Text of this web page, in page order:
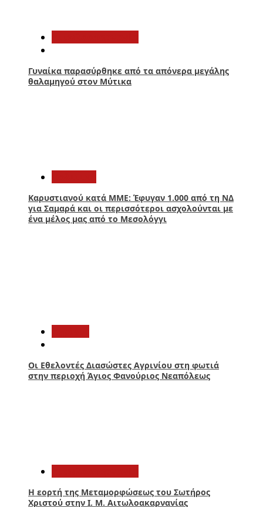
Γυναίκα παρασύρθηκε από τα απόνερα μεγάλης
θαλαμηγού στον Μύτικα
Καρυστιανού κατά ΜΜΕ: Έφυγαν 1.000 από τη ΝΔ
για Σαμαρά και οι περισσότεροι ασχολούνται με
ένα μέλος μας από το Μεσολόγγι
Οι Εθελοντές Διασώστες Αγρινίου στη φωτιά
στην περιοχή Άγιος Φανούριος Νεαπόλεως
Η εορτή της Μεταμορφώσεως του Σωτήρος
Χριστού στην Ι. Μ. Αιτωλοακαρνανίας